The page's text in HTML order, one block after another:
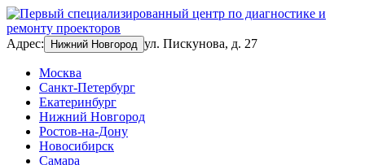
Адрес: Нижний Новгород ул. Пискунова, д. 27
Москва
Санкт-Петербург
Екатеринбург
Нижний Новгород
Ростов-на-Дону
Новосибирск
Самара